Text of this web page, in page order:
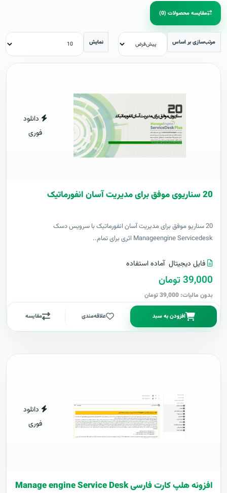
مقایسه محصولات (0)
مرتب‌سازی بر اساس نمایش
دانلود
فوری
20 سناریوی موفق برای مدیریت آسان انفورماتیک
20 سناریو موفق برای مدیریت آسان انفورماتیک با سرویس دسک
Manageengine Servicedesk اثری برای تمام..
فایل دیجیتال آماده استفاده
39,000 تومان
بدون مالیات: 39,000 تومان
افزودن به سبد علاقه‌مندی مقایسه
دانلود
فوری
افزونه هلپ کارت فارسی Manage engine Service Desk